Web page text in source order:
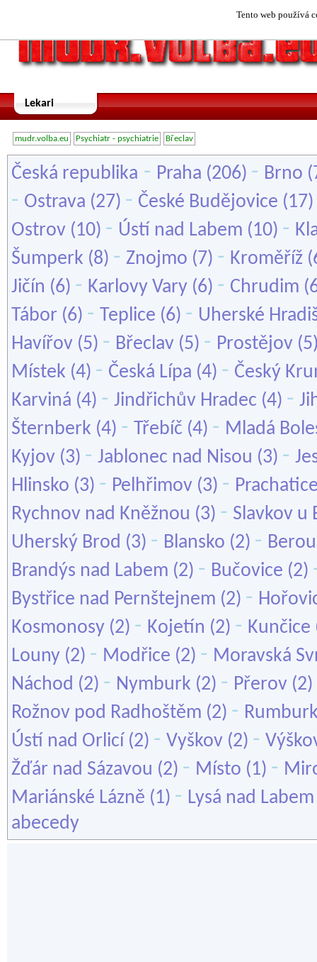
Tento web používá
Lekari
mudr.volba.eu Psychiatr - psychiatrie Břeclav
Česká republika - Praha (206) - Brno
- Ostrava (27) - České Budějovice (17)
Ostrov (10) - Ústí nad Labem (10) -
Šumperk (8) - Znojmo (7) - Kroměříž
Jičín (6) - Karlovy Vary (6) - Chrudim
Tábor (6) - Teplice (6) - Uherské
Havířov (5) - Břeclav (5) - Prostějov
Místek (4) - Česká Lípa (4) - Český
Karviná (4) - Jindřichův Hradec (4) -
Šternberk (4) - Třebíč (4) - Mladá
Kyjov (3) - Jablonec nad Nisou (3) -
Hlinsko (3) - Pelhřimov (3) -
Rychnov nad Kněžnou (3) - Slavkov u
Uherský Brod (3) - Blansko (2) -
Brandýs nad Labem (2) - Bučovice (2)
Bystřice nad Pernštejnem (2) -
Kosmonosy (2) - Kojetín (2) - Kunčice
Louny (2) - Modřice (2) - Moravská
Náchod (2) - Nymburk (2) - Přerov (2)
Rožnov pod Radhoštěm (2) -
Ústí nad Orlicí (2) - Vyškov (2) -
Žďár nad Sázavou (2) - Místo (1) -
Mariánské Lázně (1) - Lysá nad Labem
abecedy